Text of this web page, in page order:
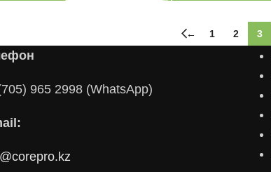
← 1 2 3
965 2998 (WhatsApp)